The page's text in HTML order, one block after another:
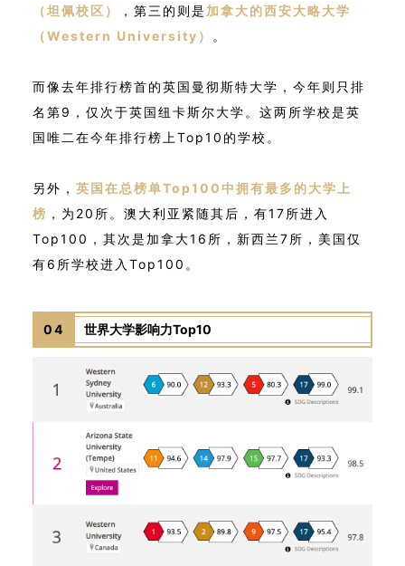
（坦佩校区）
，第三的则是 加拿大的西安大略大学
（Western University）
。
而像去年排行榜首的英国曼彻斯特大学，今年则只排
名第9，仅次于英国纽卡斯尔大学。这两所学校是英
国唯二在今年排行榜上Top10的学校。
另外， 英国在总榜单Top100中拥有最多的大学上
榜 ，为20所。澳大利亚紧随其后，有17所进入
Top100，其次是加拿大16所，新西兰7所，美国仅
有6所学校进入Top100。
04 世界大学影响力Top10